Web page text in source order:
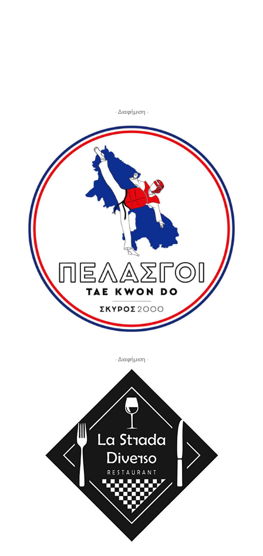
- Διαφήμιση -
- Διαφήμιση -